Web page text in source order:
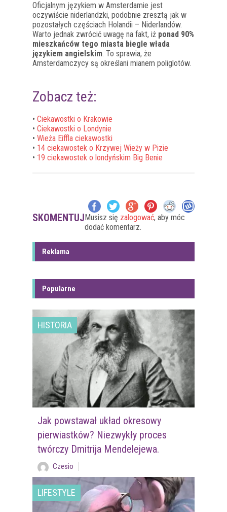
Oficjalnym językiem w Amsterdamie jest
oczywiście niderlandzki, podobnie zresztą jak w
pozostałych częściach Holandii – Niderlandów.
Warto jednak zwrócić uwagę na fakt, iż ponad 90%
mieszkańców tego miasta biegle włada
językiem angielskim. To sprawia, że
Amsterdamczycy są określani mianem poliglotów.
Zobacz też:
• Ciekawostki o Krakowie
• Ciekawostki o Londynie
• Wieża Eiffla ciekawostki
• 14 ciekawostek o Krzywej Wieży w Pizie
• 19 ciekawostek o londyńskim Big Benie
SKOMENTUJMusisz się zalogować, aby móc
dodać komentarz.
Reklama
Popularne
HISTORIA
Jak powstawał układ okresowy
pierwiastków? Niezwykły proces
twórczy Dmitrija Mendelejewa.
Czesio
LIFESTYLE